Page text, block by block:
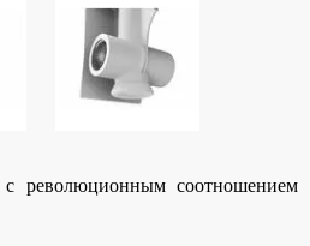
революционным соотношением